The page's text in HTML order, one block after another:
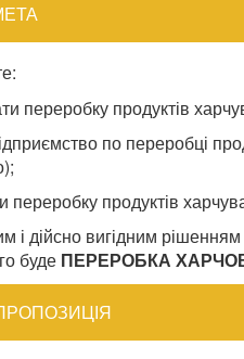
переробку продуктів
по переробці
переробку продуктів
і дійсно вигідним
буде ПЕРЕРОБКА